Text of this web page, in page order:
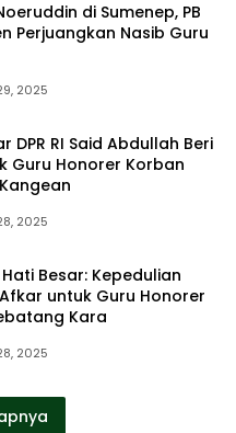
di Sumenep, PB
Perjuangkan Nasib Guru
2025
DPR RI Said Abdullah Beri
Guru Honorer Korban
2025
Besar: Kepedulian
Afkar untuk Guru Honorer
Kara
2025